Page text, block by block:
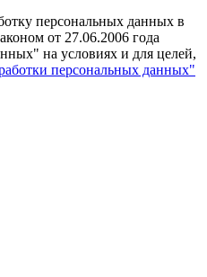
персональных данных в
от 27.06.2006 года
на условиях и для целей,
персональных данных"